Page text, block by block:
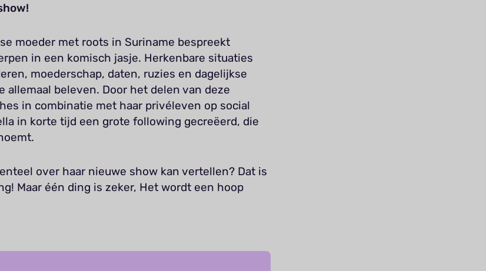
moeder met roots in Suriname bespreekt
in een komisch jasje. Herkenbare situaties
moederschap, daten, ruzies en dagelijkse
allemaal beleven. Door het delen van deze
in combinatie met haar privéleven op social
in korte tijd een grote following gecreëerd, die
over haar nieuwe show kan vertellen? Dat is
Maar één ding is zeker, Het wordt een hoop